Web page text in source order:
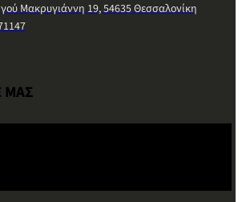
Μακρυγιάννη 19, 54635 Θεσσαλονίκη
ΜΑΣ